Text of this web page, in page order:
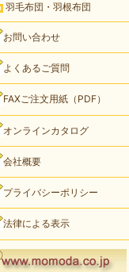
羽毛布団・羽根布団
お問い合わせ
よくあるご質問
FAXご注文用紙（PDF）
オンラインカタログ
会社概要
プライバシーポリシー
法律による表示